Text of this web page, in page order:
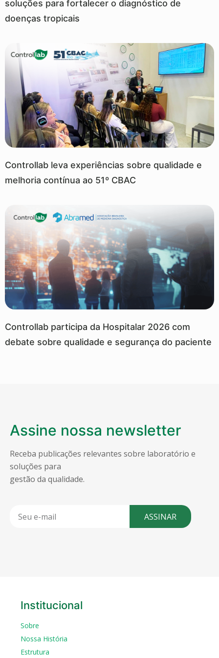
soluções para fortalecer o diagnóstico de
doenças tropicais
Controllab leva experiências sobre qualidade e
melhoria contínua ao 51º CBAC
Controllab participa da Hospitalar 2026 com
debate sobre qualidade e segurança do paciente
Assine nossa newsletter
Receba publicações relevantes sobre laboratório e
soluções para
gestão da qualidade.
ASSINAR
Institucional
Sobre
Nossa História
Estrutura